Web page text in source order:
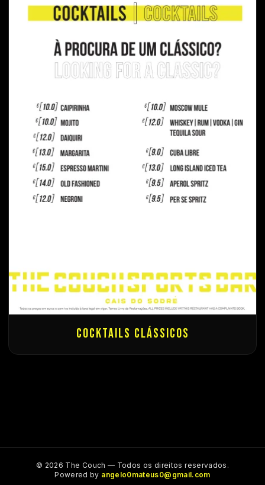
Cocktails Clássicos
                                👋 Olá! Sou o assistente
virtual do The Couch Sports Bar. Como te posso
© 2026 The Couch — Todos os direitos reservados.
Powered by angelo0mateus0@gmail.com